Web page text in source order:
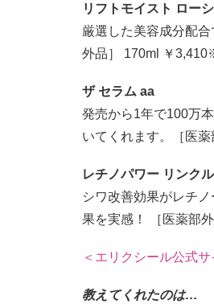
リフトモイスト ロー
厳選した美容成分配
外品］ 170ml ￥
ザ セラム aa
発売から1年で100万
いてくれます。［医
レチノパワー リンク
シワ改善効果がレチ
果を実感！ ［医薬部
＜エリクシール公式
教えてくれたのは…